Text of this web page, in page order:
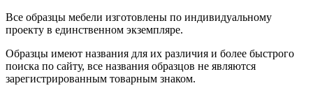
Все образцы мебели изготовлены по индивидуальному
проекту в единственном экземпляре.
Образцы имеют названия для их различия и более быстрого
поиска по сайту, все названия образцов не являются
зарегистрированным товарным знаком.